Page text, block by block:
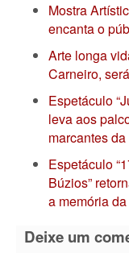
Mostra
encanta o
Arte longa
Carneiro,
Espetáculo
leva aos
marcantes
Espetáculo
Búzios”
a memória
Deixe um